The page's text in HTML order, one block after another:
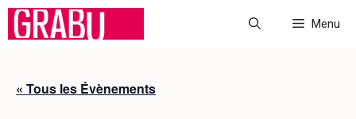
Aller
Menu
« Tous les Évènements